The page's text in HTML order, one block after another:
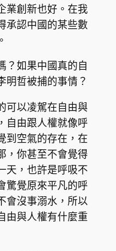
業創新也好。在我
承認中國的某些數
？如果中國真的自
明哲被捕的事情？
可以凌駕在自由與
自由跟人權就像呼
到空氣的存在，在
，你甚至不會覺得
天，也許是呼吸不
驚覺原來平凡的呼
會沒事溺水，所以
由與人權有什麼重